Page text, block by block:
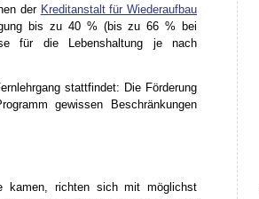
der Kreditanstalt für Wiederaufbau
bis zu 40 % (bis zu 66 % bei
für die Lebenshaltung je nach
stattfindet: Die Förderung
gewissen Beschränkungen
kamen, richten sich mit möglichst